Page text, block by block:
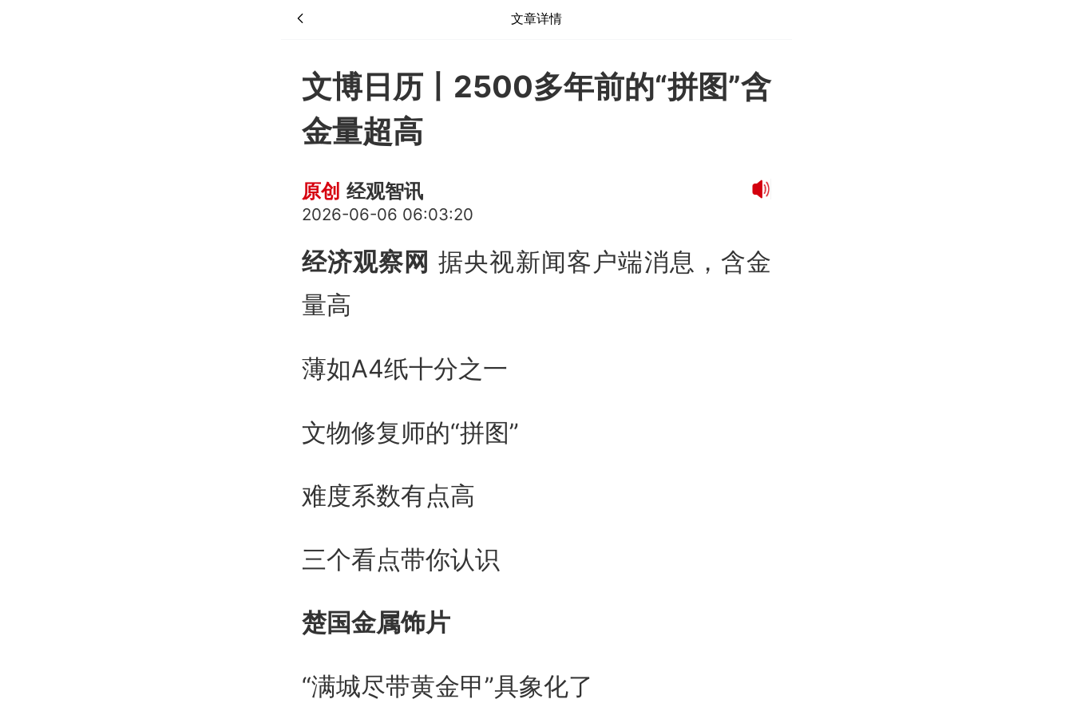
文章详情
文博日历丨2500多年前的“拼图”含
金量超高
原创 经观智讯
2026-06-06 06:03:20
经济观察网 据央视新闻客户端消息，含金
量高
薄如A4纸十分之一
文物修复师的“拼图”
难度系数有点高
三个看点带你认识
楚国金属饰片
“满城尽带黄金甲”具象化了